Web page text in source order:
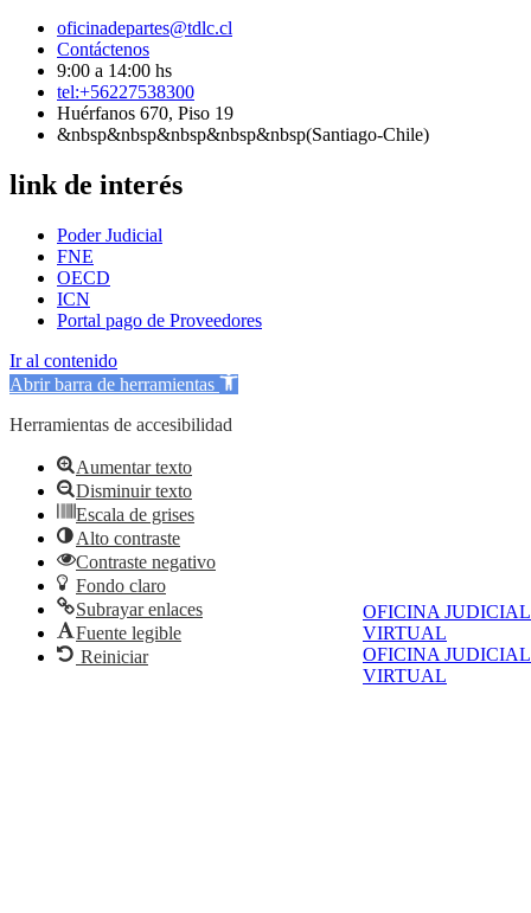
OFICINA JUDICIAL
VIRTUAL
OFICINA JUDICIAL
VIRTUAL
oficinadepartes@tdlc.cl
Contáctenos
9:00 a 14:00 hs
tel:+56227538300
Huérfanos 670, Piso 19
&nbsp&nbsp&nbsp&nbsp&nbsp(Santiago-Chile)
link de interés
Poder Judicial
FNE
OECD
ICN
Portal pago de Proveedores
Ir al contenido
Abrir barra de herramientas
Herramientas de accesibilidad
Aumentar texto
Disminuir texto
Escala de grises
Alto contraste
Contraste negativo
Fondo claro
Subrayar enlaces
Fuente legible
Reiniciar